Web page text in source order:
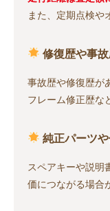
また、定期点検や
修復歴や事
事故歴や修復歴が
フレーム修正歴な
純正パーツ
スペアキーや説明
価につながる場合